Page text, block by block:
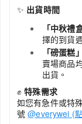
✨ 出貨時間
「中秋禮
擇的到貨
「磅蛋糕
賣場商品
出貨。
✊ 特殊需求
如您有急件或特
號@everywei (